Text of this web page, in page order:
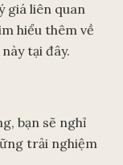
giá liên quan
hiểu thêm về
tại đây.
bạn sẽ nghỉ
trải nghiệm